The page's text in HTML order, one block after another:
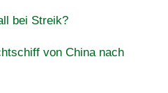
bei Streik?
von China nach